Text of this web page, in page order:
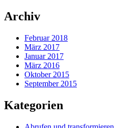
Archiv
Februar 2018
März 2017
Januar 2017
März 2016
Oktober 2015
September 2015
Kategorien